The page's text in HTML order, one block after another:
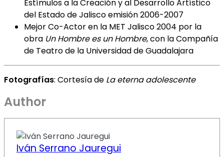
Estímulos a la Creación y al Desarrollo Artístico
del Estado de Jalisco emisión 2006-2007
Mejor Co-Actor en la MET Jalisco 2004 por la
obra Un Hombre es un Hombre, con la Compañía
de Teatro de la Universidad de Guadalajara
Fotografías: Cortesía de La eterna adolescente
Author
Iván Serrano Jauregui